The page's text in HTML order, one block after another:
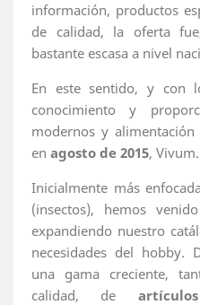
información, productos
de calidad, la oferta
bastante escasa a nivel
En este sentido, y con
conocimiento y
modernos y
en agosto de 2015, Vivum.
Inicialmente más
(insectos), hemos
expandiendo nuestro
necesidades del hobby.
una gama creciente,
calidad, de